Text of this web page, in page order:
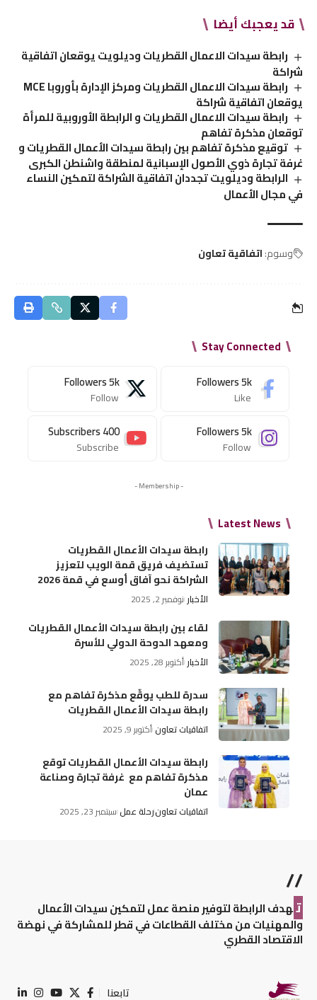
قد يعجبك أيضا
رابطة سيدات الاعمال القطريات وديلويت يوقعان اتفاقية
شراكة
رابطة سيدات الاعمال القطريات ومركز الإدارة بأوروبا MCE
يوقعان اتفاقية شراكة
رابطة سيدات الاعمال القطريات و الرابطة الأوروبية للمرأة
توقعان مذكرة تفاهم
توقيع مذكرة تفاهم بين رابطة سيدات الأعمال القطريات و
غرفة تجارة ذوي الأصول الإسبانية لمنطقة واشنطن الكبرى
الرابطة وديلويت تجددان اتفاقية الشراكة لتمكين النساء
في مجال الأعمال
وسوم:اتفاقية تعاون
Stay Connected
5k
Followers
Like
5k
Followers
Follow
5k
Followers
Follow
400
Subscribers
Subscribe
- Membership -
Latest News
رابطة سيدات الأعمال القطريات
تستضيف فريق قمة الويب لتعزيز
الشراكة نحو آفاق أوسع في قمة 2026
الأخبار نوفمبر 2, 2025
لقاء بين رابطة سيدات الأعمال القطريات
ومعهد الدوحة الدولي للأسرة
الأخبار أكتوبر 28, 2025
سدرة للطب يوقّع مذكرة تفاهم مع
رابطة سيدات الأعمال القطريات
اتفاقيات تعاون أكتوبر 9, 2025
رابطة سيدات الأعمال القطريات توقع
مذكرة تفاهم مع غرفة تجارة وصناعة
عمان
اتفاقيات تعاونرحلة عمل سبتمبر 23, 2025
//
تهدف الرابطة لتوفير منصة عمل لتمكين سيدات الأعمال
والمهنيات من مختلف القطاعات في قطر للمشاركة في نهضة
الاقتصاد القطري
تابعنا